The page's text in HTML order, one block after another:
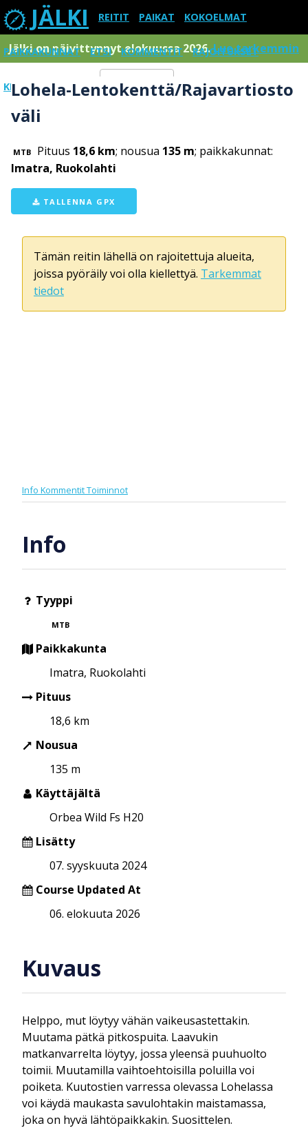
JÄLKI REITIT PAIKAT KOKOELMAT
PAIKKAKUNNAT ETSI KOMMENTIT RAJOITUKSET
KIRJAUDU SISÄÄN Menu
Jälki on päivittynnyt elokuussa 2026.Lue tarkemmin
Lohela-Lentokenttä/Rajavartiosto
väli
MTB Pituus 18,6 km; nousua 135 m; paikkakunnat:
Imatra, Ruokolahti
TALLENNA GPX
Tämän reitin lähellä on rajoitettuja alueita,
joissa pyöräily voi olla kiellettyä. Tarkemmat
tiedot
Info KommentitToiminnot
Info
Tyyppi
MTB
Paikkakunta
Imatra, Ruokolahti
Pituus
18,6 km
Nousua
135 m
Käyttäjältä
Orbea Wild Fs H20
Lisätty
07. syyskuuta 2024
Course Updated At
06. elokuuta 2026
Kuvaus
Helppo, mut löytyy vähän vaikeusastettakin.
Muutama pätkä pitkospuita. Laavukin
matkanvarrelta löytyy, jossa yleensä puuhuolto
toimii. Muutamilla vaihtoehtoisilla poluilla voi
poiketa. Kuutostien varressa olevassa Lohelassa
voi käydä maukasta savulohtakin maistamassa,
joka on hyvä lähtöpaikkakin. Suosittelen.